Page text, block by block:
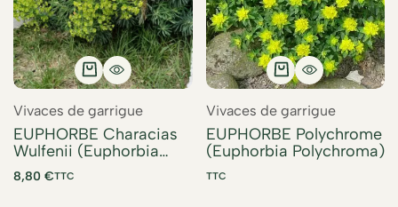
Vivaces de garrigue
EUPHORBE Characias
Wulfenii (Euphorbia
Characias Wulfenii )
8,80 €TTC
Vivaces de garrigue
EUPHORBE Polychrome
(Euphorbia Polychroma)
TTC